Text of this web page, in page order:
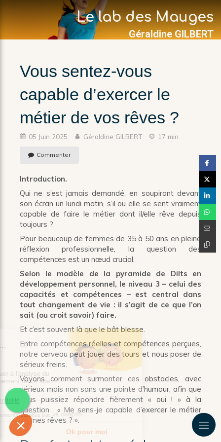
Le lab des Mauges
Géraldine GILBERT
Vous sentez-vous
capable d’exercer le
métier de vos rêves ?
05 Juin 2025 Géraldine GILBERT 17 min.
Commenter
Introduction.
Qui ne s’est jamais demandé, en soupirant devant
son écran un lundi matin, s’il ou elle se sent vraiment
capable de faire le métier dont il/elle rêve depuis
toujours ?
Pour beaucoup de femmes de 35 à 50 ans en pleine
réflexion professionnelle, la question des
compétences est un nœud crucial.
Selon le modèle de la pyramide de Dilts en
développement personnel, le niveau 3 – celui des
capacités et compétences – est central dans
tout changement de vie : il s’agit de ce que l’on
sait (ou croit savoir) faire.
Et c’est souvent là que le bât blesse.
Entre compétences réelles et compétences perçues,
notre cerveau peut jouer des tours et nous poser de
sérieux freins.
Voyons comment surmonter ces obstacles, avec
sérieux mais non sans une pointe d’humour, afin que
vous puissiez répondre fièrement « oui ! » à la
question : « Me sens-je capable d’exercer le métier
de mes rêves ? ».
`; $("body").append(html);